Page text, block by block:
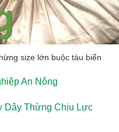
size lớn buộc tàu biển
An Nông
Dây Thừng Chịu Lực